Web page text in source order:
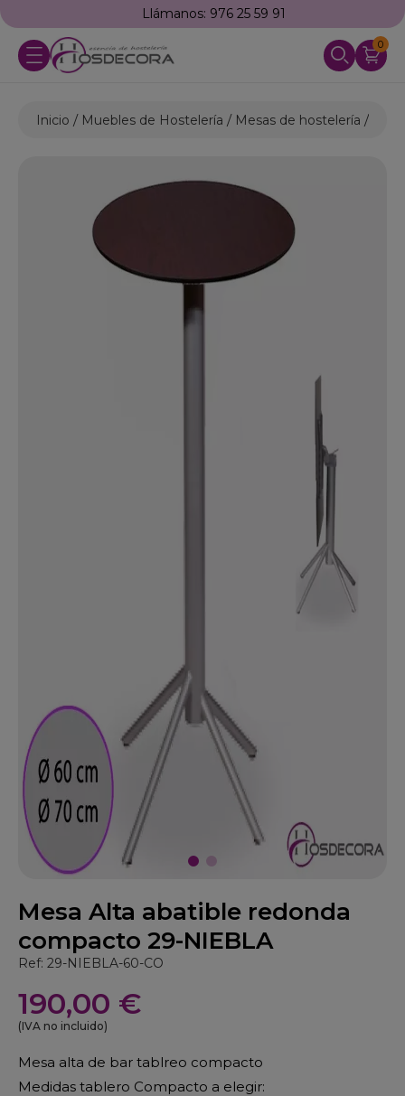
Llámanos: 976 25 59 91
0
Inicio Muebles de Hostelería Mesas de hostelería
Mesa Alta abatible redonda
compacto 29-NIEBLA
Ref: 29-NIEBLA-60-CO
190,00 €
(IVA no incluido)
Mesa alta de bar tablreo compacto
Medidas tablero Compacto a elegir: